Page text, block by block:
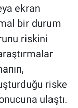
ekran
bir durum
riskini
riske
ulaştı.